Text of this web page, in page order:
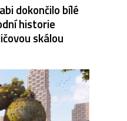
dokončilo bílé
historie
skálou